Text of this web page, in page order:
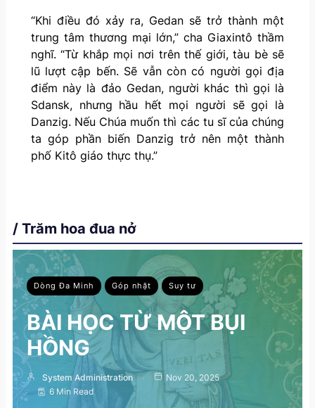
“Khi điều đó xảy ra, Gedan sẽ trở thành một
trung tâm thương mại lớn,” cha Giaxintô thầm
nghĩ. “Từ khắp mọi nơi trên thế giới, tàu bè sẽ
lũ lượt cập bến. Sẽ vẫn còn có người gọi địa
điểm này là đảo Gedan, người khác thì gọi là
Sdansk, nhưng hầu hết mọi người sẽ gọi là
Danzig. Nếu Chúa muốn thì các tu sĩ của chúng
ta góp phần biến Danzig trở nên một thành
phố Kitô giáo thực thụ.”
/ Trăm hoa đua nở
Dòng Đa Minh Góp nhặt Suy tư
BÀI HỌC TỪ MỘT BỤI
HỒNG
System Administration
Nov 20, 2025
6 Min Read